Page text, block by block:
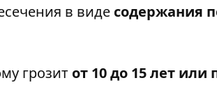
в виде содержания
грозит от 10 до 15 лет